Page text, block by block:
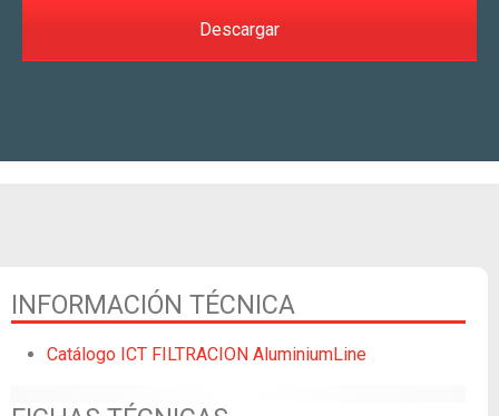
Descargar
INFORMACIÓN TÉCNICA
Catálogo ICT FILTRACION AluminiumLine